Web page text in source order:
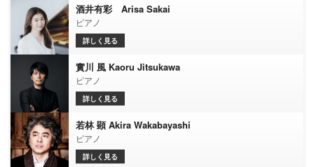
酒井有彩 Arisa Sakai
ピアノ
詳しく見る
實川 風 Kaoru Jitsukawa
ピアノ
詳しく見る
若林 顕 Akira Wakabayashi
ピアノ
詳しく見る